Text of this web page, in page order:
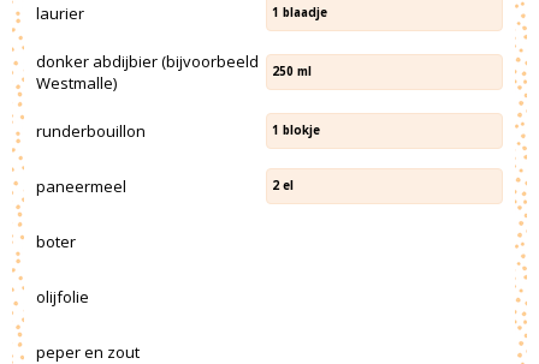
laurier 1 blaadje
donker abdijbier (bijvoorbeeld
Westmalle)
250 ml
runderbouillon 1 blokje
paneermeel 2 el
boter
olijfolie
peper en zout